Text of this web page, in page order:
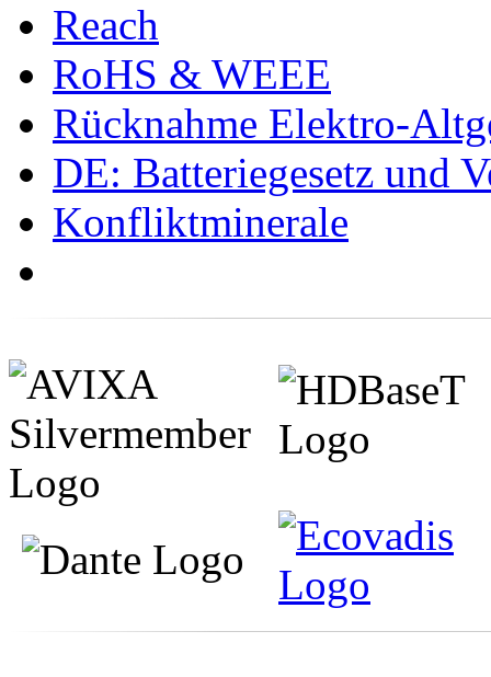
Reach
RoHS & WEEE
Rücknahme Elektro-
DE: Batteriegesetz und
Konfliktminerale